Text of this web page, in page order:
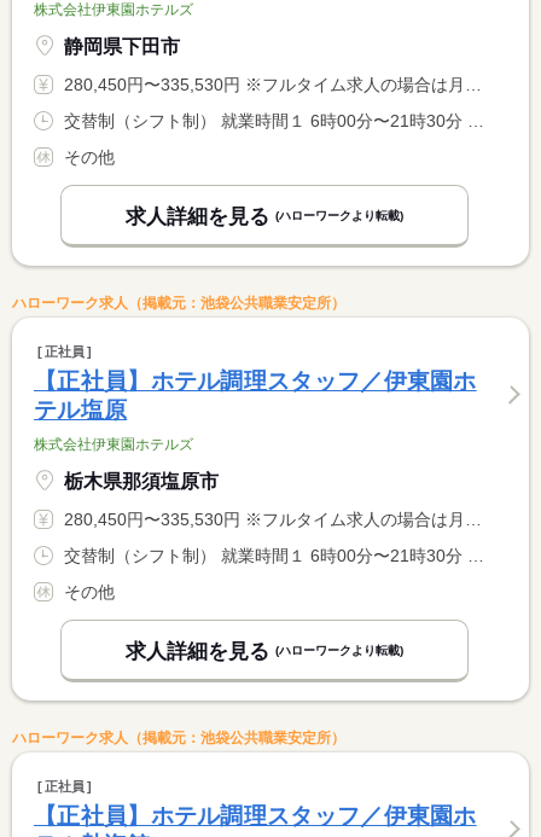
株式会社伊東園ホテルズ
静岡県下田市
280,450円〜335,530円 ※フルタイム求人の場合は月額（換算額）、パート求人の場合は時間額を表示しています。
その他
求人詳細を見る (ハローワークより転載)
ハローワーク求人（掲載元：池袋公共職業安定所）
正社員
【正社員】ホテル調理スタッフ／伊東園ホ
テル塩原
株式会社伊東園ホテルズ
栃木県那須塩原市
280,450円〜335,530円 ※フルタイム求人の場合は月額（換算額）、パート求人の場合は時間額を表示しています。
その他
求人詳細を見る (ハローワークより転載)
ハローワーク求人（掲載元：池袋公共職業安定所）
正社員
【正社員】ホテル調理スタッフ／伊東園ホ